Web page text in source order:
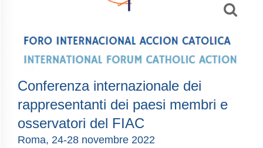
Conferenza internazionale dei
rappresentanti dei paesi membri e
osservatori del FIAC
Roma, 24-28 novembre 2022
Password